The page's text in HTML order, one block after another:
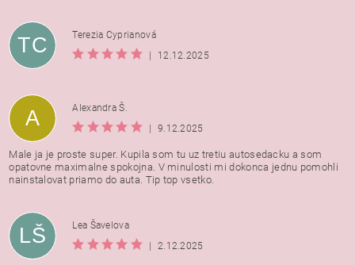
TC
Terezia Cyprianová
12.12.2025
A
Alexandra Š.
9.12.2025
Male ja je proste super. Kupila som tu uz tretiu autosedacku a som
opatovne maximalne spokojna. V minulosti mi dokonca jednu pomohli
nainstalovat priamo do auta. Tip top vsetko.
LŠ
Lea Šavelova
2.12.2025